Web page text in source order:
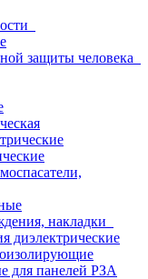
защиты человека
накладки
диэлектрические
панелей РЗА